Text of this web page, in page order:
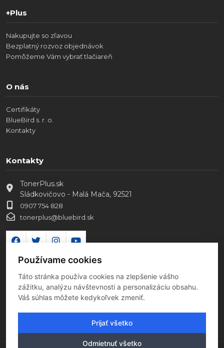
+Plus
Nakupujte so zľavou
Bezplatný rozvoz objednávok
Pomôžeme Vám vybrať tlačiareň
O nás
Certifikáty
BlueBird s. r. o.
Kontakty
Kontakty
TonerPlus.sk
Sládkovičovo - Malá Mača, 92521
0907 754 828
tonerplus@bluebird.sk
Používame cookies
Táto stránka používa cookies na zlepšenie vášho
zážitku, analýzu návštevnosti a personalizáciu obsahu.
Váš súhlas môžete kedykoľvek zmeniť.
Prijať všetko
Odmietnuť všetko